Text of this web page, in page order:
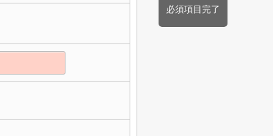
必須項目完了